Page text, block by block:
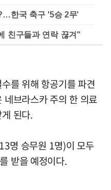
한국 축구 '5승 2무'
친구들과 연락 끊겨"
를 위해 항공기를 파견
브라스카 주의 한 의료
된다.
명 승무원 1명)이 모두
받을 예정이다.